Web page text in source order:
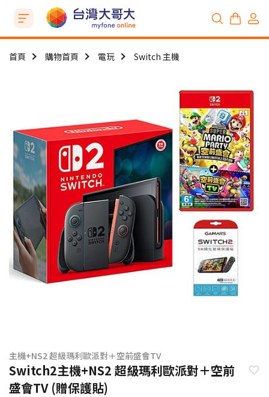
首頁 購物首頁 電玩 Switch 主機
主機+NS2 超級瑪利歐派對＋空前盛會TV
Switch2主機+NS2 超級瑪利歐派對＋空前
盛會TV (贈保護貼)